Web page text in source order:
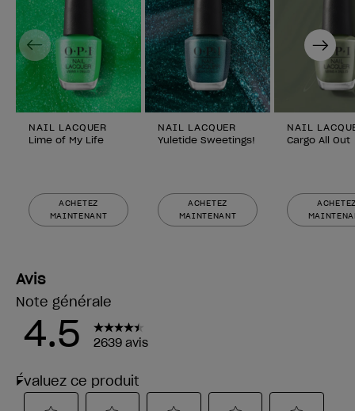
NAIL LACQUER
Lime of My Life
ACHETEZ
MAINTENANT
NAIL LACQUER
Yuletide Sweetings!
ACHETEZ
MAINTENANT
NAIL
Cargo All Out
Previous Next